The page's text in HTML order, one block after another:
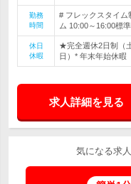
勤務
時間
# フレックスタイ
ム 10:00～16:00標
休日
休暇
★完全週休2日制（
日）* 年末年始休暇
求人詳細を見る
気になる求